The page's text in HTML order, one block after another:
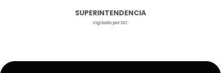
SUPERINTENDENCIA
Vigilado por SIC.